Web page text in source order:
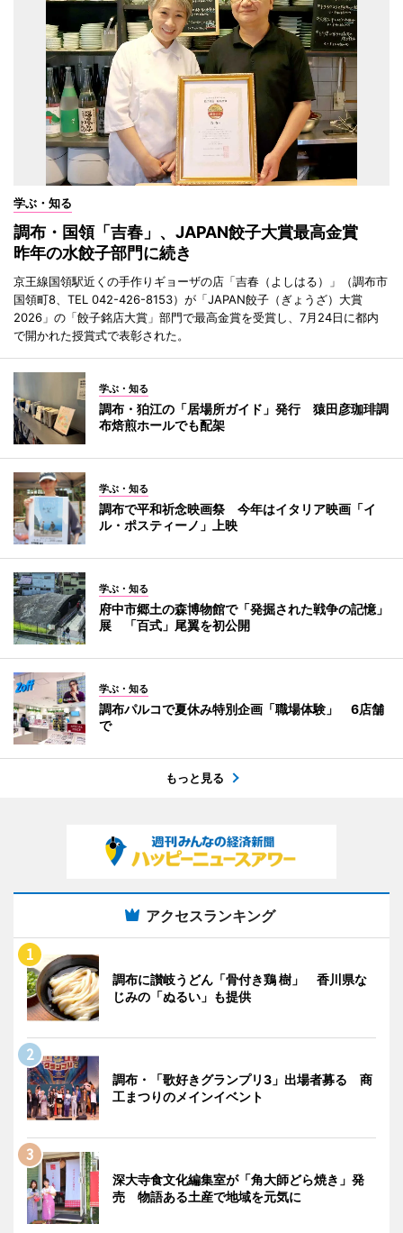
学ぶ・知る
調布・国領「吉春」、JAPAN餃子大賞最高金賞
昨年の水餃子部門に続き
京王線国領駅近くの手作りギョーザの店「吉春（よしはる）」（調布市
国領町8、TEL 042-426-8153）が「JAPAN餃子（ぎょうざ）大賞
2026」の「餃子銘店大賞」部門で最高金賞を受賞し、7月24日に都内
で開かれた授賞式で表彰された。
学ぶ・知る
調布・狛江の「居場所ガイド」発行 猿田彦珈琲調
布焙煎ホールでも配架
学ぶ・知る
調布で平和祈念映画祭 今年はイタリア映画「イ
ル・ポスティーノ」上映
学ぶ・知る
府中市郷土の森博物館で「発掘された戦争の記憶」
展 「百式」尾翼を初公開
学ぶ・知る
調布パルコで夏休み特別企画「職場体験」 6店舗
で
もっと見る
アクセスランキング
調布に讃岐うどん「骨付き鶏 樹」 香川県な
じみの「ぬるい」も提供
調布・「歌好きグランプリ3」出場者募る 商
工まつりのメインイベント
深大寺食文化編集室が「角大師どら焼き」発
売 物語ある土産で地域を元気に